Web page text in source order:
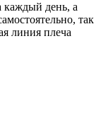
каждый день, а
так
линия плеча